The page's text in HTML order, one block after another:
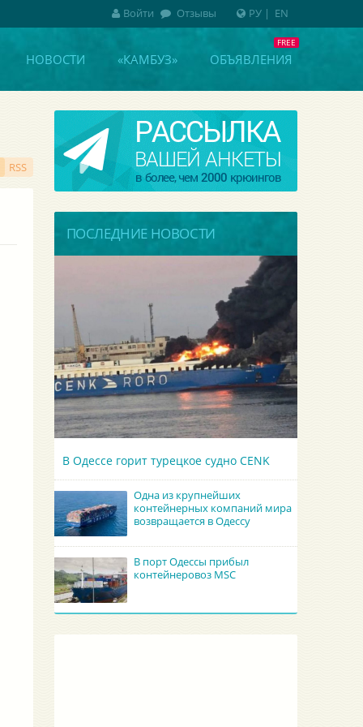
НОВОСТИ «КАМБУЗ» ОБЪЯВЛЕНИЯ
RSS
ПОСЛЕДНИЕ НОВОСТИ
В Одессе горит турецкое судно CENK
Одна из крупнейших
контейнерных компаний мира
возвращается в Одессу
В порт Одессы прибыл
контейнеровоз MSC
РУ| EN
Войти Отзывы